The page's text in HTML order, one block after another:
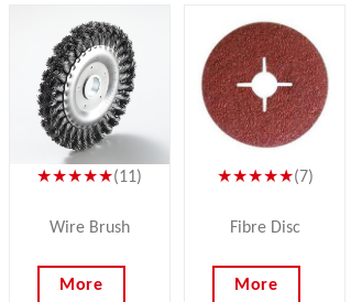
★★★★★(11)
Wire Brush
More
★★★★★(7)
Fibre Disc
More